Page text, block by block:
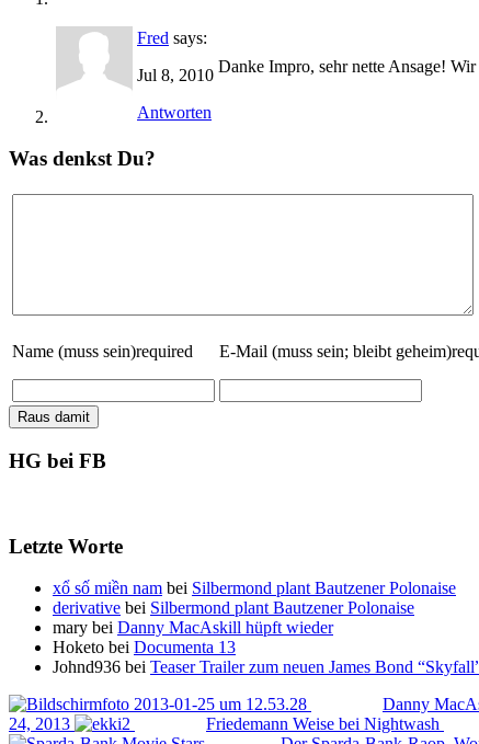
Fred says:
Jul 8, 2010
Antworten
Danke Impro, sehr nette Ansage!
Was denkst Du?
Name (muss sein)required E-Mail (muss sein; bleibt geheim)
HG bei FB
Letzte Worte
xổ số miền nam bei Silbermond plant Bautzener Polonaise
derivative bei Silbermond plant Bautzener Polonaise
mary bei Danny MacAskill hüpft wieder
Hoketo bei Documenta 13
Johnd936 bei Teaser Trailer zum neuen James Bond
Danny
24, 2013
Friedemann Weise bei Nightwash